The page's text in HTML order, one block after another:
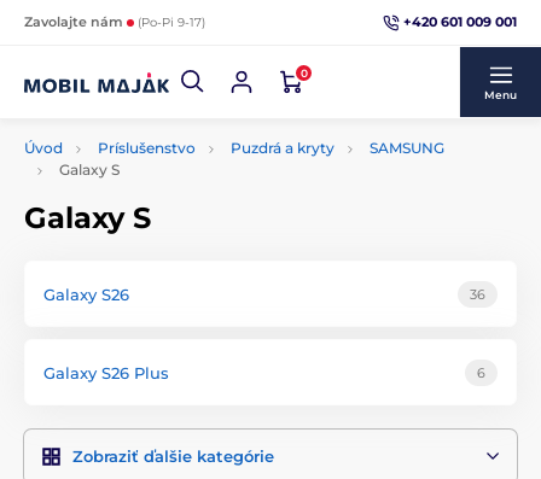
Zavolajte nám (Po-Pi 9-17) +420 601 009 001
0
Menu
Úvod Príslušenstvo Puzdrá a kryty
SAMSUNG
Galaxy S
Galaxy S
Galaxy S26 36
Galaxy S26 Plus 6
Zobraziť ďalšie kategórie